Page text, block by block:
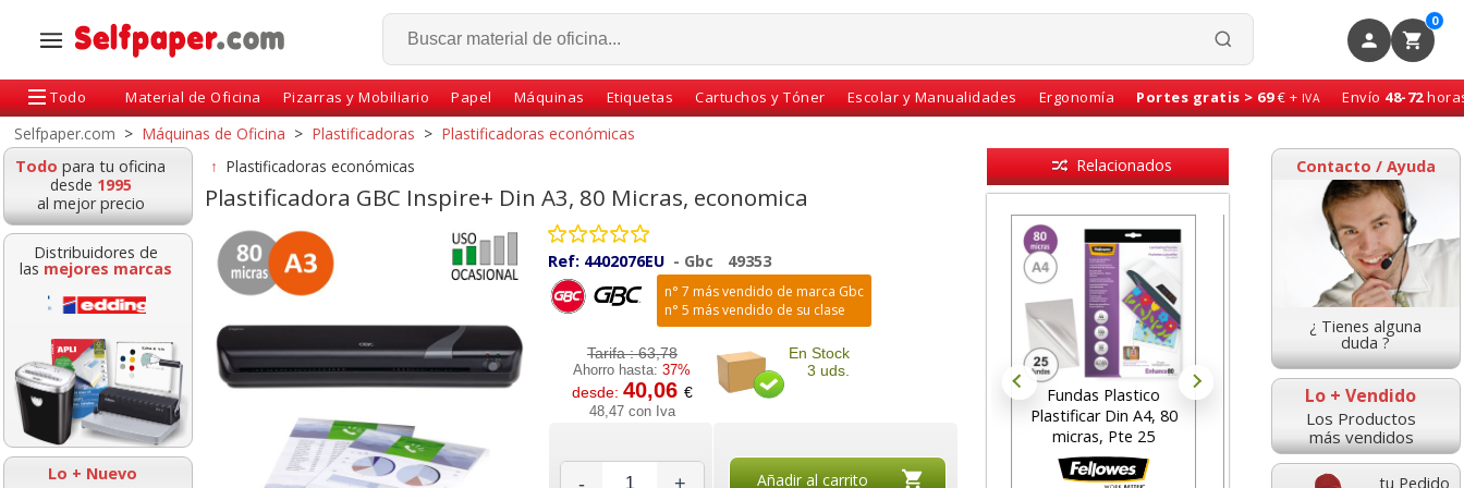
0
Todo Material de Oficina Pizarras y Mobiliario Papel Máquinas Etiquetas Cartuchos y Tóner Escolar y Manualidades Ergonomía Portes gratis > 69€ + IVA Envío 48-72
Selfpaper.com > Máquinas de Oficina > Plastificadoras > Plastificadoras económicas
Todo para tu oficina
desde 1995
al mejor precio
Distribuidores de
las mejores marcas
Lo + Nuevo
Contacto / Ayuda
¿ Tienes alguna
duda ?
Lo + Vendido
Los Productos
más vendidos
tu Pedido
↑ Plastificadoras económicas
Plastificadora GBC Inspire+ Din A3, 80 Micras, economica
Ref: 4402076EU - Gbc 49353
n° 7 más vendido de marca Gbc
n° 5 más vendido de su clase
Tarifa :63,78
Ahorro hasta:37%
desde: 40,06 €
48,47 con Iva
En Stock
3 uds.
- + Añadir al carrito
Relacionados
Plastico
Din A4, 80
Pte 25
Fundas para plastificar
Fellowes Din A4 80
micras caja 100 u
Fundas para Plastificar
micras P.25
Hojas para Limpieza de
Plastificadoras
Fundas Plastico
Plastificar Din A4, 80
micras, Pte 25
Fundas para plastificar
Fellowes Din A4 80
micras caja 100 u